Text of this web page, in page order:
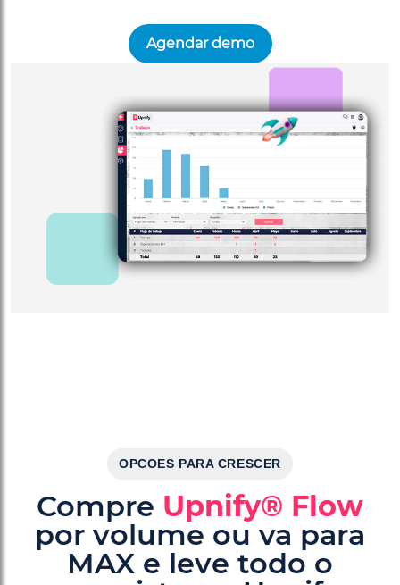
Agendar demo
OPCOES PARA CRESCER
Compre Upnify® Flow
por volume ou va para
MAX e leve todo o